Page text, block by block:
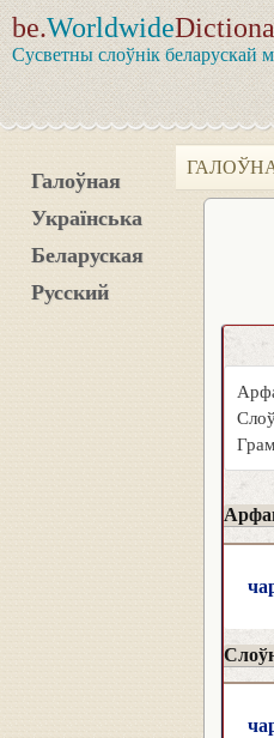
be.Worldwide
Сусветны слоўнік беларускай
Галоўная
Українська
Беларуская
Русский